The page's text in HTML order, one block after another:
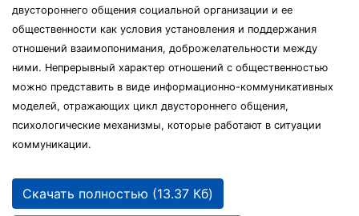
двустороннего общения социальной организации и ее
общественности как условия установления и поддержания
отношений взаимопонимания, доброжелательности между
ними. Непрерывный характер отношений с общественностью
можно представить в виде информационно-коммуникативных
моделей, отражающих цикл двустороннего общения,
психологические механизмы, которые работают в ситуации
коммуникации.
Скачать полностью (13.37 Кб)